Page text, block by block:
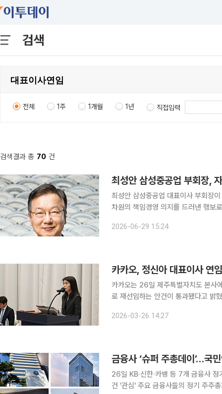
검색
전체 1주 1개월 1년 직접입력
검색결과 총 70 건
최성안 삼성중공업 부회장,
최성안 삼성중공업 대표이사 부회장
차원의 책임경영 의지를 드러낸 행보로 풀이된다. 29일 금융감독원 전자공
2026-06-29 15:24
카카오는 26일 제주특별자치도 본사
로 재선임하는 안건이 통과됐다고 밝
임한 정 대표는 그룹 구조를 재편하고
2026-03-26 14:27
금융사 ‘슈퍼 주총데이’…국
26일 KB·신한·카뱅 등 7개 금융사 정
건 '관심' 주요 금융사들의 정기 주주총회가 한날 열리는 이른바 ‘슈퍼 주총데이’를 맞아 대표이사 연